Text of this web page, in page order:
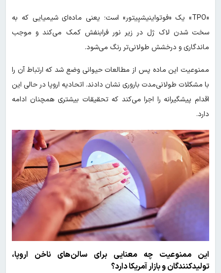
«TPO» یک «فوتواینیشیِیتور» است؛ یعنی ماده‌ای شیمیایی که به
سخت شدن لاک ژل در زیر نور فرابنفش کمک می‌کند و موجب
ماندگاری و درخشش طولانی‌تر رنگ می‌شود.
ممنوعیت این ماده پس از مطالعات حیوانی وضع شد که ارتباط آن را
با مشکلات طولانی‌مدت باروری نشان دادند. اتحادیه اروپا در حالی این
اقدام پیشگیرانه را اجرا می‌کند که تحقیقات بیشتری همچنان ادامه
دارد.
این ممنوعیت چه معنایی برای سالن‌های ناخن اروپا،
تولیدکنندگان و بازار آمریکا دارد؟